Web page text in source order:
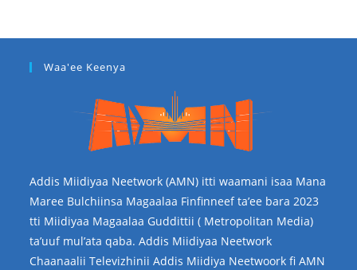
Waa'ee Keenya
Addis Miidiyaa Neetwork (AMN) itti waamani isaa Mana
Maree Bulchiinsa Magaalaa Finfinneef ta’ee bara 2023
tti Miidiyaa Magaalaa Guddittii ( Metropolitan Media)
ta’uuf mul’ata qaba. Addis Miidiyaa Neetwork
Chaanaalii Televizhinii Addis Miidiya Neetwoork fi AMN